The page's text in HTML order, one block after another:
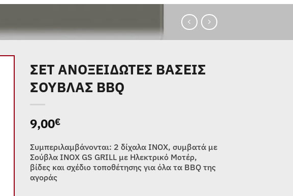
ΣΕΤ ΑΝΟΞΕΙΔΩΤΕΣ ΒΑΣΕΙΣ
ΣΟΥΒΛΑΣ BBQ
9,00€
Συμπεριλαμβάνονται: 2 δίχαλα INOX, συμβατά με
Σούβλα INOX GS GRILL με Ηλεκτρικό Μοτέρ,
βίδες και σχέδιο τοποθέτησης για όλα τα BBQ της
αγοράς